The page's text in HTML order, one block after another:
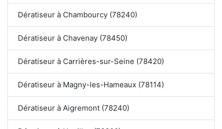
Dératiseur à Chambourcy (78240)
Dératiseur à Chavenay (78450)
Dératiseur à Carrières-sur-Seine (78420)
Dératiseur à Magny-les-Hameaux (78114)
Dératiseur à Aigremont (78240)